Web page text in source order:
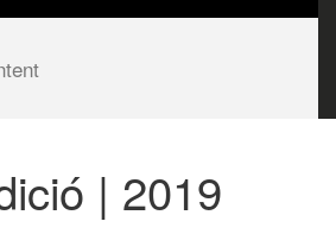
| 2019